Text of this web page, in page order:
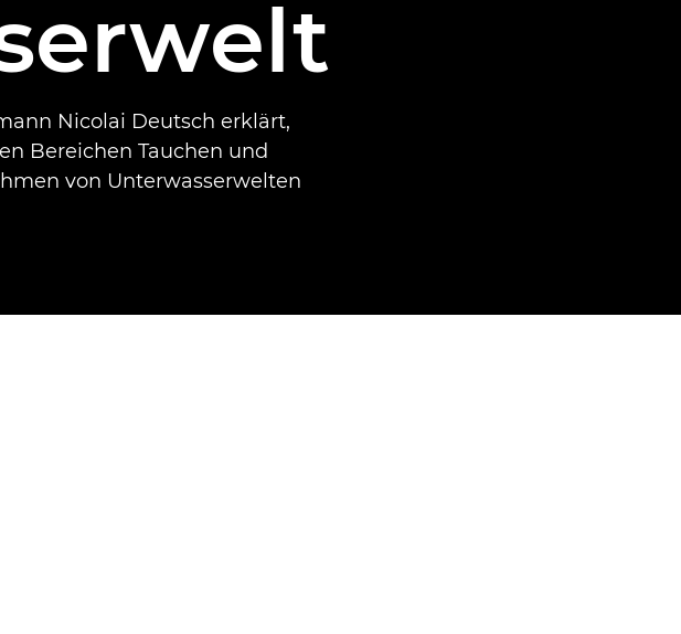
Nicolai Deutsch erklärt,
Bereichen Tauchen und
von Unterwasserwelten